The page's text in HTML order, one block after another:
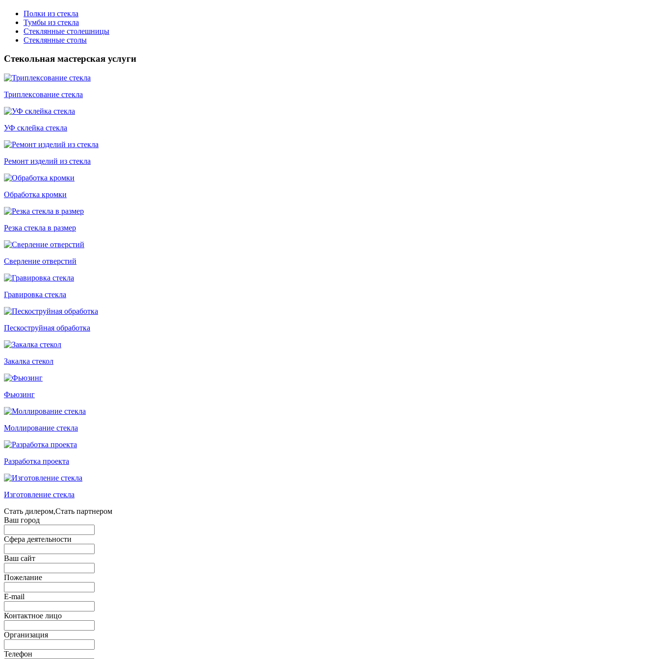
Полки из стекла
Тумбы из стекла
Стеклянные столешницы
Стеклянные столы
Стекольная мастерская услуги
Триплексование стекла
УФ склейка стекла
Ремонт изделий из стекла
Обработка кромки
Резка стекла в размер
Сверление отверстий
Гравировка стекла
Пескоструйная обработка
Закалка стекол
Фьюзинг
Моллирование стекла
Разработка проекта
Изготовление стекла
Стать дилером,Стать партнером
Ваш город
Сфера деятельности
Ваш сайт
Пожелание
E-mail
Контактное лицо
Организация
Телефон